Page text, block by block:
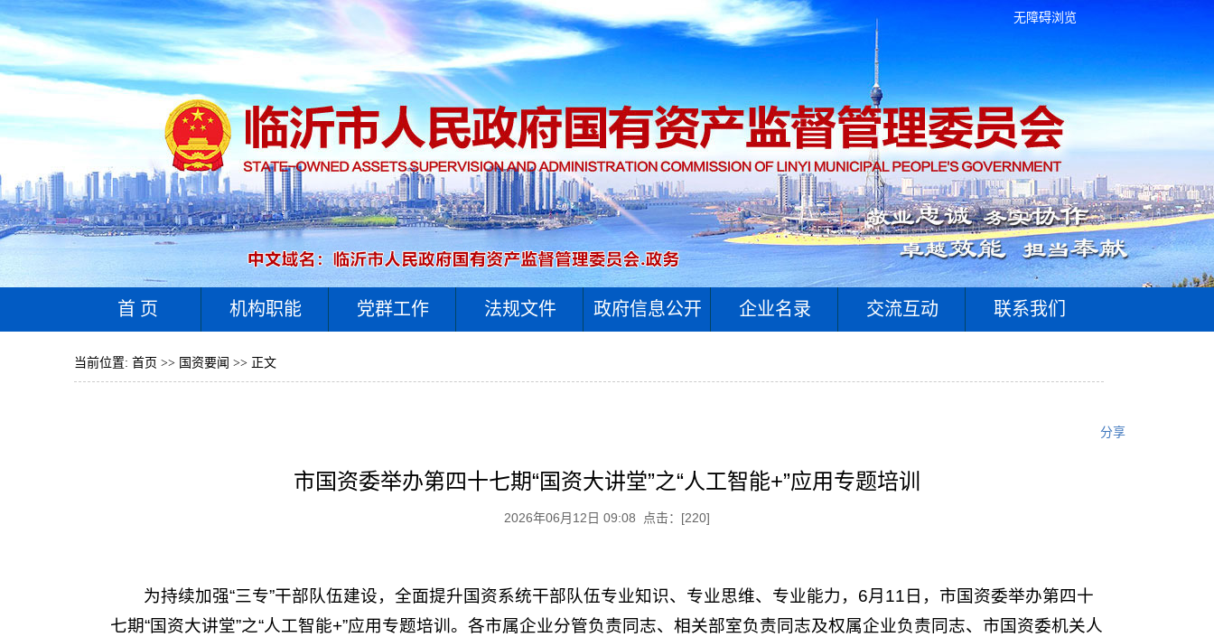
无障碍浏览
首 页 机构职能 党群工作 法规文件 政府信息公开 企业名录 交流互动 联系我们
当前位置: 首页 >> 国资要闻 >> 正文
分享
市国资委举办第四十七期“国资大讲堂”之“人工智能+”应用专题培训
2026年06月12日 09:08 点击：[220]
为持续加强“三专”干部队伍建设，全面提升国资系统干部队伍专业知识、专业思维、专业能力，6月11日，市国资委举办第四十
七期“国资大讲堂”之“人工智能+”应用专题培训。各市属企业分管负责同志、相关部室负责同志及权属企业负责同志、市国资委机关人